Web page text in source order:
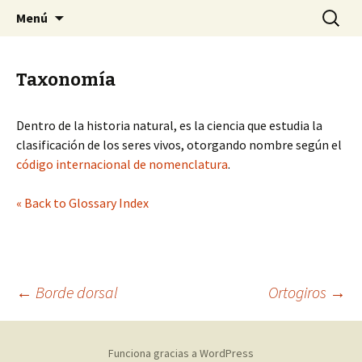
SMACH
Sociedad Malacológica de Chile
Menú Buscar:
Taxonomía
Dentro de la historia natural, es la ciencia que estudia la
clasificación de los seres vivos, otorgando nombre según el
código internacional de nomenclatura.
« Back to Glossary Index
Navegación
← Borde dorsal Ortogiros →
Funciona gracias a WordPress